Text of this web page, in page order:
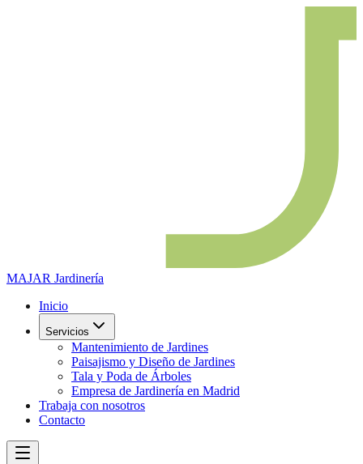
MAJAR Jardinería
Inicio
Servicios
Mantenimiento de Jardines
Paisajismo y Diseño de Jardines
Tala y Poda de Árboles
Empresa de Jardinería en Madrid
Trabaja con nosotros
Contacto